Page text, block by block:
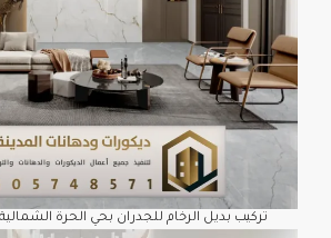
تركيب بديل الرخام للجدران بحي الحرة